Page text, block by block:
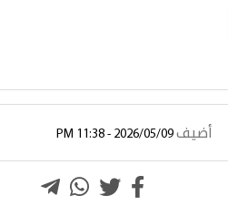
أضيف 2026/05/09 - 11:38 PM